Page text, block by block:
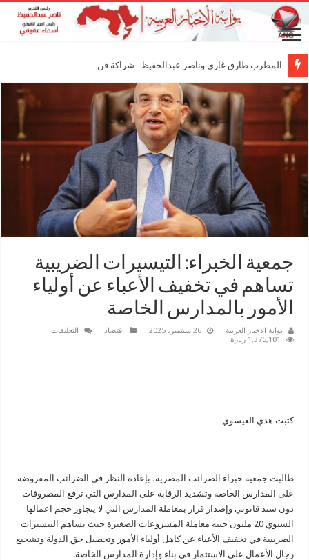
المطرب طارق غازي وناصر عبدالحفيظ.. شراكة فنية ترسم ملا
جمعية الخبراء: التيسيرات الضريبية
تساهم في تخفيف الأعباء عن أولياء
الأمور بالمدارس الخاصة
بوابة الاخبار العربية 26 سبتمبر، 2025 اقتصاد التعليقات
1,375,101 زيارة
كتبت هدي العيسوي
طالبت جمعية خبراء الضرائب المصرية، بإعادة النظر في الضرائب المفروضة
على المدارس الخاصة وتشديد الرقابة على المدارس التي ترفع المصروفات
دون سند قانوني وإصدار قرار بمعاملة المدارس التي لا يتجاوز حجم اعمالها
السنوي 20 مليون جنيه معاملة المشروعات الصغيرة حيث تساهم التيسيرات
الضريبية في تخفيف الأعباء عن كاهل أولياء الأمور وتحصيل حق الدولة وتشجيع
رجال الأعمال على الاستثمار في بناء وإدارة المدارس الخاصة.